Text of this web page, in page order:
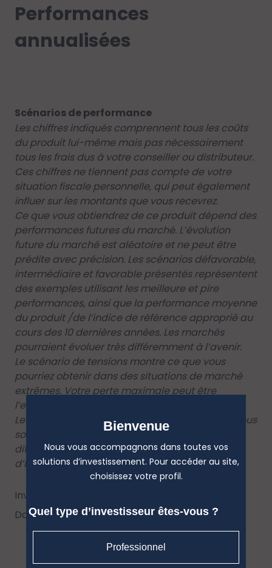
Performances
annualisées
Scénarios de performance
Les chiffres indiqués comprennent tous les coûts
du produit lui-même mais pas nécessairement
tous les frais dus à votre conseiller ou distributeur.
Ces chiffres ne tiennent pas compte de votre
situation fiscale personnelle, qui peut également
influer sur les montants que vous recevrez.
Ce que vous obtiendrez de ce produit dépend des
performances futures du marché. L’évolution
future du marché est aléatoire et ne peut être
prédite avec précision. Les scénarios défavorable,
intermédiaire et favorable présentés représentent
des exemples utilisant les meilleure et pire
performances, ainsi que la performance moyenne
du produit /de l’indice de référence approprié au
cours des 10 dernières années. Les marchés
pourraient évoluer très différemment à l’avenir.
Le scénario de tensions montre ce que vous
pourriez obtenir dans des situations de marché
extrêmes. Votre perte maximale peut être
l’ensemble de votre investissement.
Les scénarios de performance affichés ci-dessous
sont calculés tous les mois et peuvent être
différents de ceux présentés dans le Document
d’Information Clé (DIC).
Investissement 10 000 euros
Date de calcul : 29/07/2025
Télécharger l'historique des scénarios
Bienvenue
Nous vous accompagnons dans toutes vos
solutions d’investissement. Pour accéder au site,
choisissez votre profil.
Quel type d’investisseur êtes-vous ?
Professionnel